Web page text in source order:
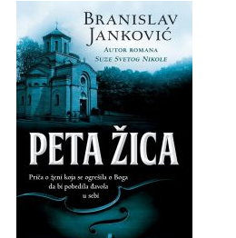
–
Branisalv
Janković